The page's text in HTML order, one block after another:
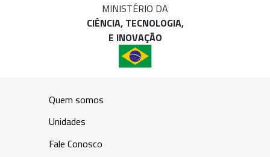
MINISTÉRIO DA
CIÊNCIA, TECNOLOGIA,
E INOVAÇÃO
Quem somos
Unidades
Fale Conosco